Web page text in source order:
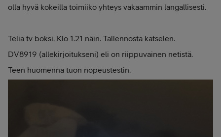
olla hyvä kokeilla toimiiko yhteys vakaammin langallisesti.
Telia tv boksi. Klo 1.21 näin. Tallennosta katselen.
DV8919 (allekirjoitukseni) eli on riippuvainen netistä.
Teen huomenna tuon nopeustestin.